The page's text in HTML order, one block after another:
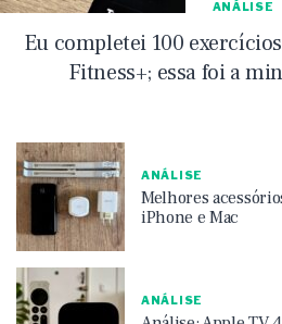
ANÁLISE
Eu completei 100
Fitness+; essa foi a
ANÁLISE
Melhores
iPhone e Mac
ANÁLISE